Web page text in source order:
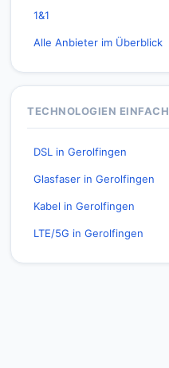
1&1
Alle Anbieter im Überblick
TECHNOLOGIEN
DSL in Gerolfingen
Glasfaser in Gerolfingen
Kabel in Gerolfingen
LTE/5G in Gerolfingen